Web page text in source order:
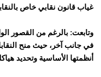
غياب قانون نقابي خاص
وتابعت: بالرغم من القصور
في جانب آخر، حيث منح
أنظمتها الأساسية وتحديد